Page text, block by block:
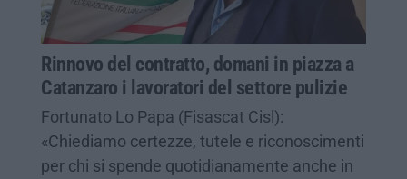
Rinnovo del contratto, domani in piazza a
Catanzaro i lavoratori del settore pulizie
Fortunato Lo Papa (Fisascat Cisl):
«Chiediamo certezze, tutele e riconoscimenti
per chi si spende quotidianamente anche in